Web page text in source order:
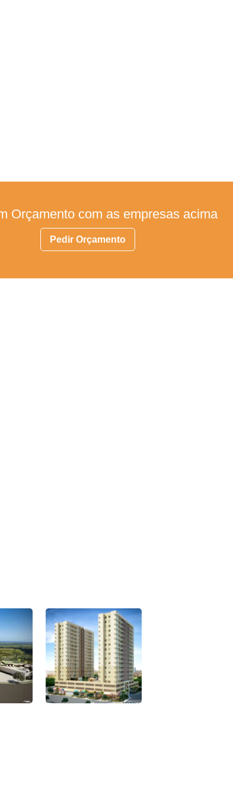
Orçamento com as empresas acima
Pedir Orçamento